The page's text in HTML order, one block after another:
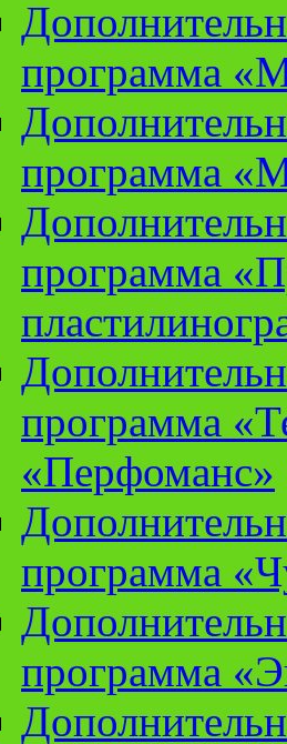
программа
программа
программа
программа
«Перфоманс»
программа
программа